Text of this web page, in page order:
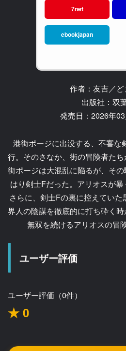
7net
ebookjapan
作者：友吉／ど
出版社：双
発売日：2026年
港街ポージに出没する、不審な
行。そのさなか、街の冒険者た
街ポージは大混乱に陥るが、そ
はり剣士Fだった。アリオスが
さらに、剣士Fの裏に控えてい
界人の陰謀を徹底的に打ち砕く
無双を続けるアリオスの冒
ユーザー評価
ユーザー評価（0件）
★ 0